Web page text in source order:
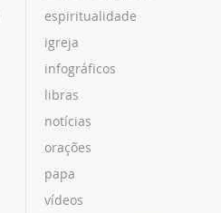
espiritualidade
igreja
infográficos
libras
notícias
orações
papa
vídeos